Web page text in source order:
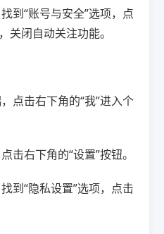
到“账号与安全”选项，点
关闭自动关注功能。
点击右下角的“我”进入个
击右下角的“设置”按钮。
到“隐私设置”选项，点击